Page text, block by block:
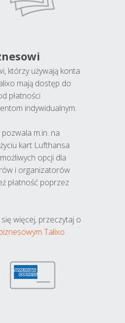
którzy używają konta
mają dostęp do
płatności
indywidualnym.
m.in. na
kart Lufthansa
opcji dla
i organizatorów
płatność poprzez
więcej, przeczytaj o
Talixo